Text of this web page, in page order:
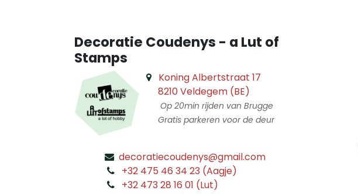
Decoratie Coudenys - a Lut of
Stamps
Koning Albertstraat 17
8210 Veldegem (BE)
Op 20min rijden van Brugge
Gratis parkeren voor de deur
decoratiecoudenys@gmail.com
+32 475 46 34 23 (Aagje)
+32 473 28 16 01 (Lut)